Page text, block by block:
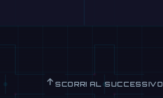
↑ SCORRI AL SUCCESSIVO